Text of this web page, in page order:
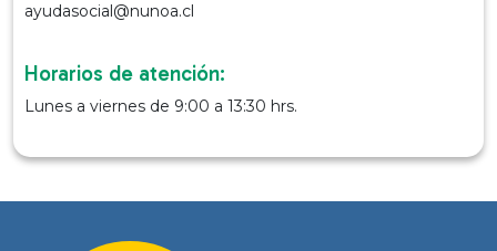
ayudasocial@nunoa.cl
Horarios de atención:
Lunes a viernes de 9:00 a 13:30 hrs.